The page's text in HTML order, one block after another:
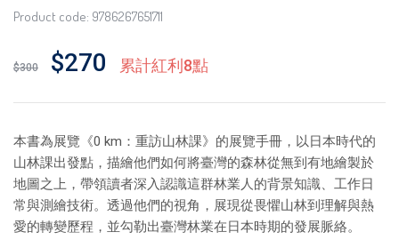
Product code: 9786267651711
$300 $270 累計紅利8點
本書為展覽《0 km：重訪山林課》的展覽手冊，以日本時代的
山林課出發點，描繪他們如何將臺灣的森林從無到有地繪製於
地圖之上，帶領讀者深入認識這群林業人的背景知識、工作日
常與測繪技術。透過他們的視角，展現從畏懼山林到理解與熱
愛的轉變歷程，並勾勒出臺灣林業在日本時期的發展脈絡。